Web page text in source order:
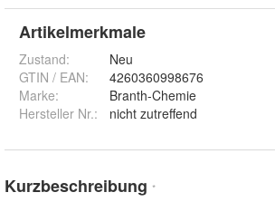
Artikelmerkmale
Zustand:
Neu
GTIN / EAN:
4260360998676
Marke:
Branth-Chemie
Hersteller Nr.:
nicht zutreffend
Kurzbeschreibung *